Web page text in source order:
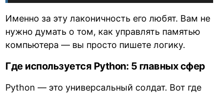
Именно за эту лаконичность его любят. Вам не
нужно думать о том, как управлять памятью
компьютера — вы просто пишете логику.
Где используется Python: 5 главных сфер
Python — это универсальный солдат. Вот где